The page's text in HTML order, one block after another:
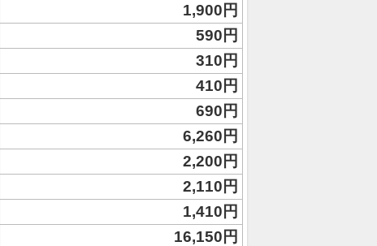
1,900円
590円
310円
410円
690円
6,260円
2,200円
2,110円
1,410円
16,150円